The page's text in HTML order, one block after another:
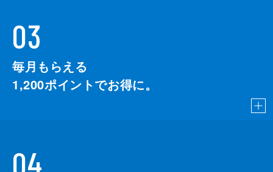
03
毎月もらえる
1,200ポイントでお得に。
04